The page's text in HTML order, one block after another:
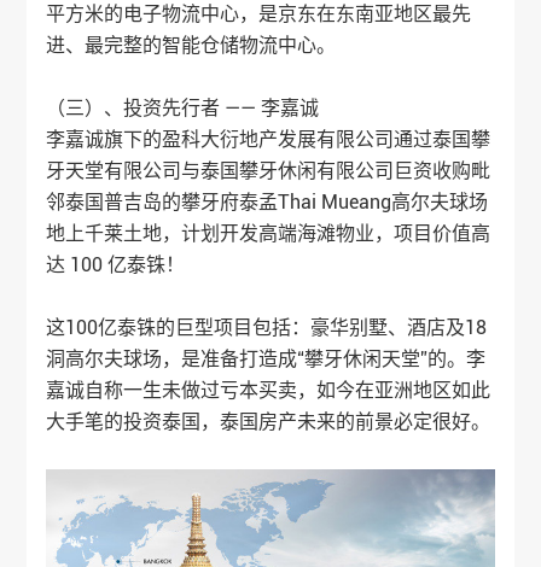
平方米的电子物流中心，是京东在东南亚地区最先
进、最完整的智能仓储物流中心。
（三）、投资先行者 —— 李嘉诚
李嘉诚旗下的盈科大衍地产发展有限公司通过泰国攀
牙天堂有限公司与泰国攀牙休闲有限公司巨资收购毗
邻泰国普吉岛的攀牙府泰孟Thai Mueang高尔夫球场
地上千莱土地，计划开发高端海滩物业，项目价值高
达 100 亿泰铢！
这100亿泰铢的巨型项目包括：豪华别墅、酒店及18
洞高尔夫球场，是准备打造成“攀牙休闲天堂”的。李
嘉诚自称一生未做过亏本买卖，如今在亚洲地区如此
大手笔的投资泰国， 泰国房产未来的前景必定很好。